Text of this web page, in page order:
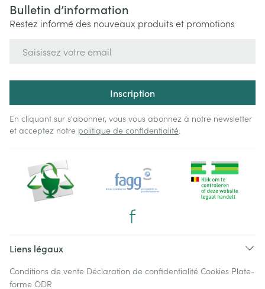
Bulletin d’information
Restez informé des nouveaux produits et promotions
Inscription
En cliquant sur s'abonner, vous vous abonnez à notre newsletter
et acceptez notre politique de confidentialité.
Liens légaux
Conditions de vente Déclaration de confidentialité Cookies Plate-
forme ODR